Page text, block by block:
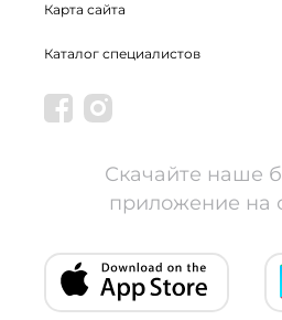
Карта сайта
Каталог специалистов
Скачайте наше
приложение на